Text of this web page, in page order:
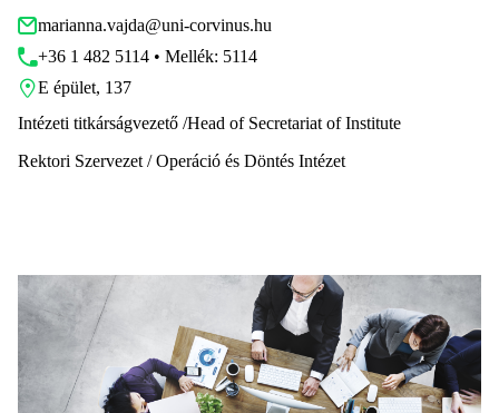
marianna.vajda@uni-corvinus.hu
+36 1 482 5114 • Mellék: 5114
E épület, 137
Intézeti titkárságvezető /Head of Secretariat of Institute
Rektori Szervezet / Operáció és Döntés Intézet